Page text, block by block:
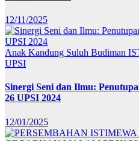
12/11/2025
Anak Kandung Suluh Budiman
UPSI
Sinergi Seni dan Ilmu:
26 UPSI 2024
12/01/2025